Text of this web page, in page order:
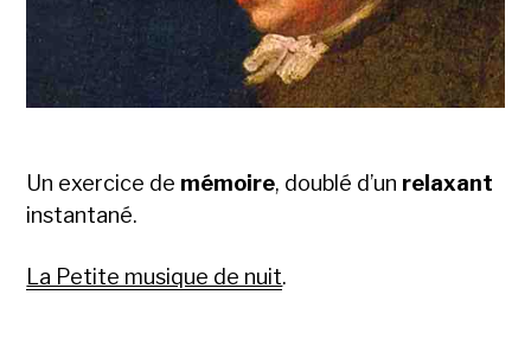
Un exercice de mémoire, doublé d’un relaxant
instantané.
La Petite musique de nuit.